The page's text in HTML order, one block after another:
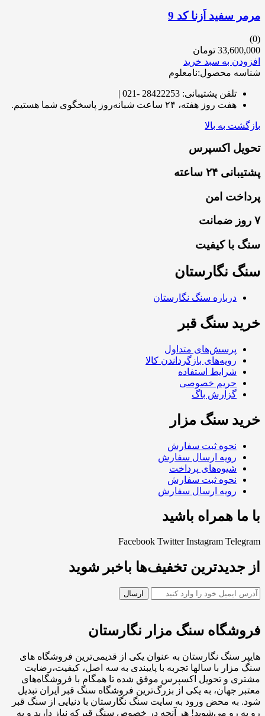
مرمر سفید اَزنا کد 9
(0)
33,600,000 تومان
افزودن به سبد خرید
شناسه محصول:نامعلوم
تلفن پشتیبانی: 28422253 -021 |
هفت روز هفته، ۲۴ ساعت شبانه‌روز پاسخگوی شما هستیم.
بازگشت به بالا
تحویل اکسپرس
پشتیبانی ۲۴ ساعته
پرداخت امن
۷ روز ضمانت
سنگ با کیفیت
سنگ نگارستان
درباره سنگ نگارستان
خرید سنگ قبر
پرسش‌های متداول
رویه‌های بازگرداندن کالا
شرایط استفاده
حریم خصوصی
گزارش باگ
خرید سنگ مزار
نحوه ثبت سفارش
رویه ارسال سفارش
شیوه‌های پرداخت
نحوه ثبت سفارش
رویه ارسال سفارش
با ما همراه باشید
Facebook Twitter Instagram Telegram
از جدیدترین تخفیف‌ها باخبر شوید
فروشگاه سنگ مزار نگارستان
هایپر سنگ نگارستان به عنوان یکی از قدیمی‌ترین فروشگاه های
سنگ مزار با سالها تجربه با پایبندی به سه اصل، کیفیت،رضایت
مشتری و تحویل اکسپرس موفق شده تا همگام با فروشگاه‌های
معتبر جهان، به یکی از بزرگ‌ترین فروشگاه سنگ قبر ایران تبدیل
شود. به محض ورود به سایت سنگ نگارستان با دنیایی از سنگ قبر
رو به رو می‌شوید! هر آنچه در خصوص سنگ قبرکه نیاز دارید و به